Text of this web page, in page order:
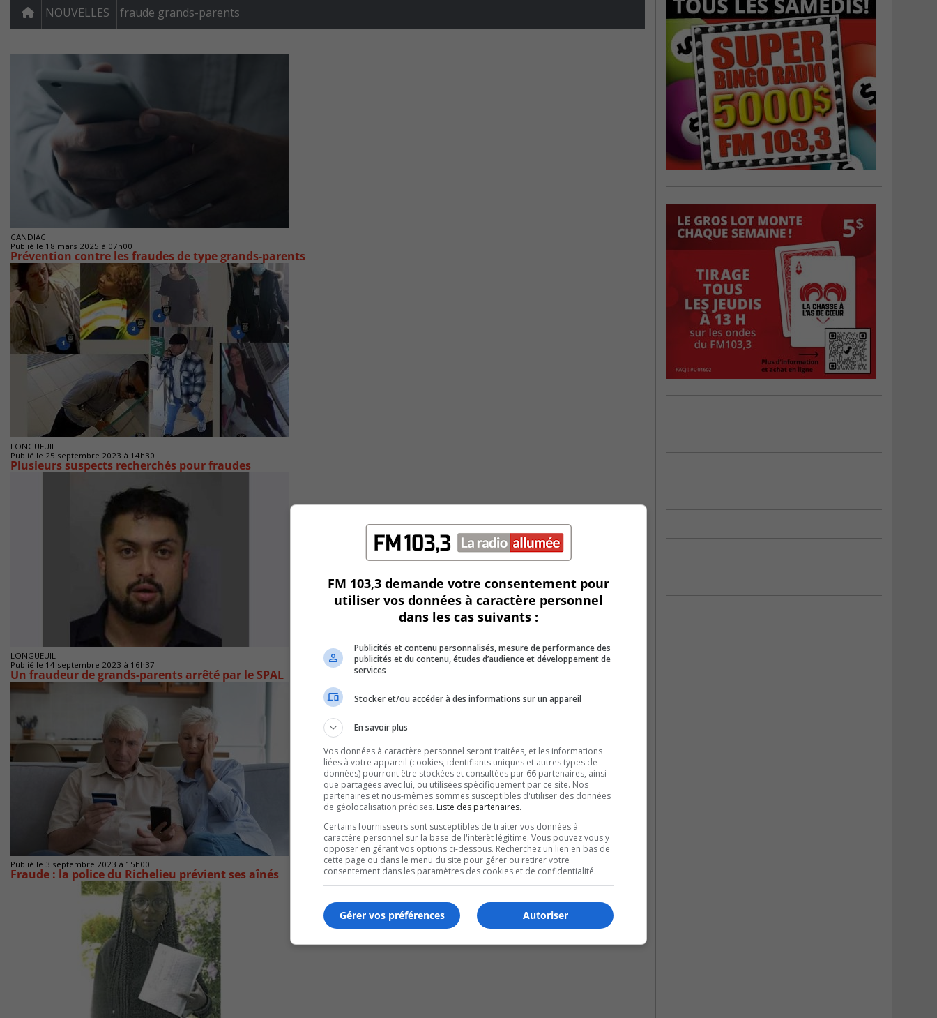
NOUVELLES fraude grands-parents
CANDIAC
Publié le 18 mars 2025 à 07h00
Prévention contre les fraudes de type grands-parents
LONGUEUIL
Publié le 25 septembre 2023 à 14h30
Plusieurs suspects recherchés pour fraudes
LONGUEUIL
Publié le 14 septembre 2023 à 16h37
Un fraudeur de grands-parents arrêté par le SPAL
Publié le 3 septembre 2023 à 15h00
Fraude : la police du Richelieu prévient ses aînés
FM 103,3 demande votre consentement pour
utiliser vos données à caractère personnel
dans les cas suivants :
Publicités et contenu personnalisés, mesure de performance des
publicités et du contenu, études d’audience et développement de
services
Stocker et/ou accéder à des informations sur un appareil
En savoir plus
Vos données à caractère personnel seront traitées, et les informations
liées à votre appareil (cookies, identifiants uniques et autres types de
données) pourront être stockées et consultées par 66 partenaires, ainsi
que partagées avec lui, ou utilisées spécifiquement par ce site. Nos
partenaires et nous-mêmes sommes susceptibles d'utiliser des données
de géolocalisation précises. Liste des partenaires.
Certains fournisseurs sont susceptibles de traiter vos données à
caractère personnel sur la base de l'intérêt légitime. Vous pouvez vous y
opposer en gérant vos options ci-dessous. Recherchez un lien en bas de
cette page ou dans le menu du site pour gérer ou retirer votre
consentement dans les paramètres des cookies et de confidentialité.
Autoriser
Gérer vos préférences